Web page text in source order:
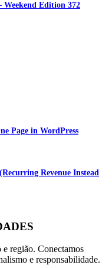
Edition 372
Page in WordPress
Revenue Instead
e região. Conectamos
e responsabilidade.